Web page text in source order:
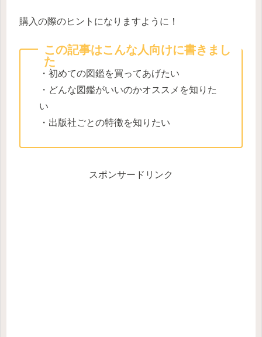
購入の際のヒントになりますように！
この記事はこんな人向けに書きまし
た
・初めての図鑑を買ってあげたい
・どんな図鑑がいいのかオススメを知りた
い
・出版社ごとの特徴を知りたい
スポンサードリンク